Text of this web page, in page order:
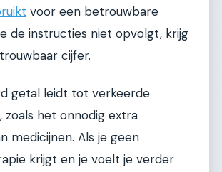
voor een betrouwbare
de instructies niet opvolgt, krijg
cijfer.
getal leidt tot verkeerde
zoals het onnodig extra
medicijnen. Als je geen
krijgt en je voelt je verder